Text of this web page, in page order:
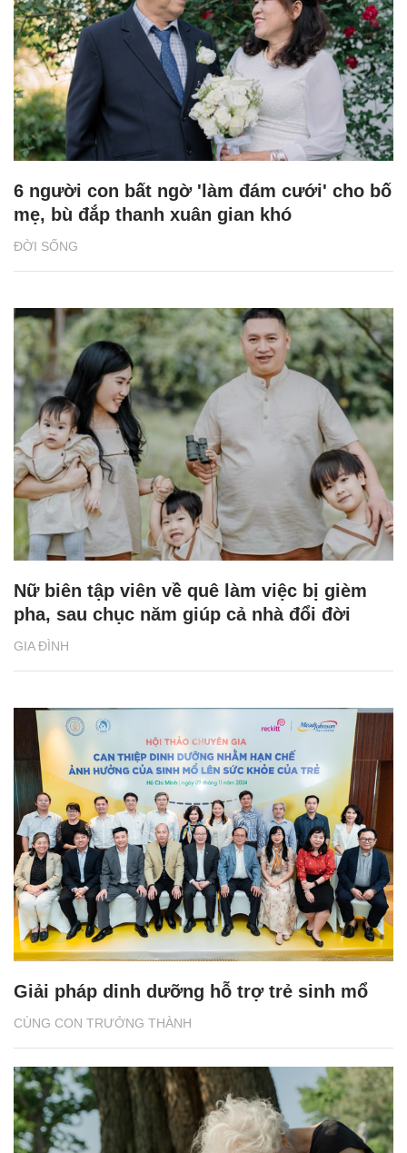
ĐỜI SỐNG
6 người con bất ngờ 'làm đám cưới' cho bố
mẹ, bù đắp thanh xuân gian khó
GIA ĐÌNH
Nữ biên tập viên về quê làm việc bị gièm
pha, sau chục năm giúp cả nhà đổi đời
CÙNG CON TRƯỞNG THÀNH
Giải pháp dinh dưỡng hỗ trợ trẻ sinh mổ